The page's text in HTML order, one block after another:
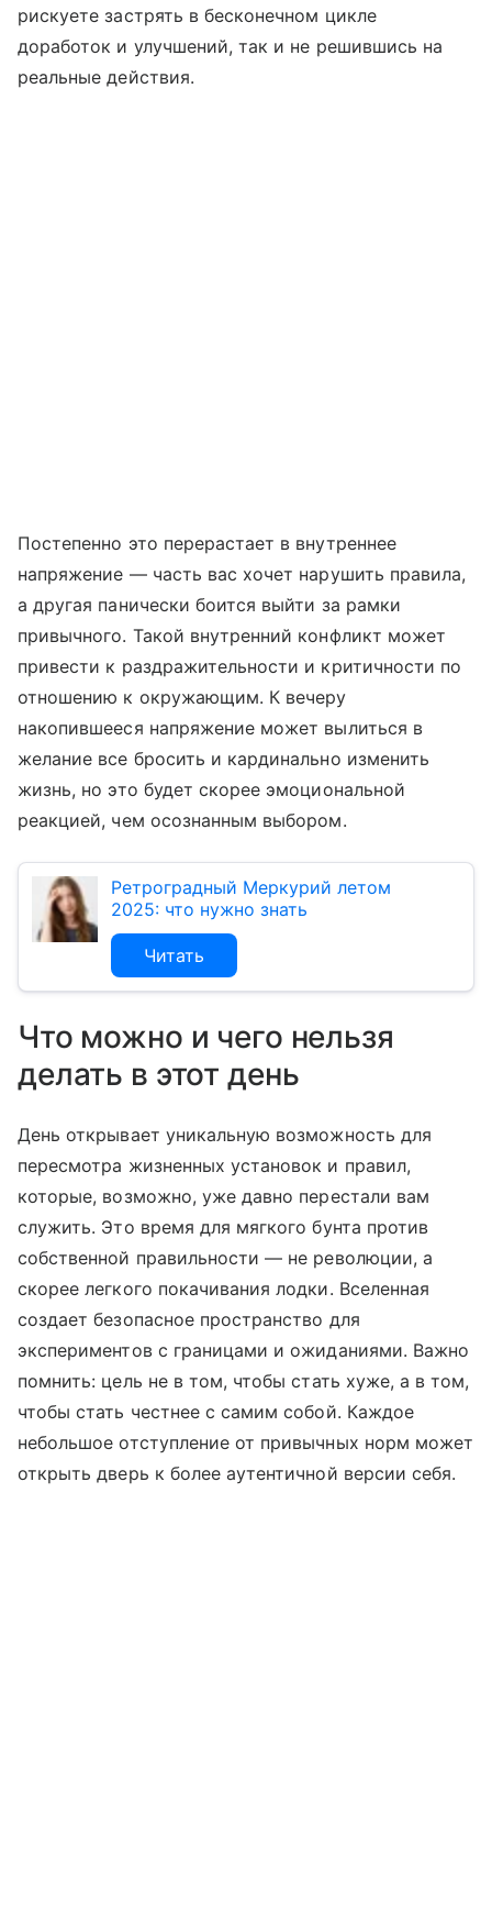
рискуете застрять в бесконечном цикле
доработок и улучшений, так и не решившись на
реальные действия.
Постепенно это перерастает в внутреннее
напряжение — часть вас хочет нарушить правила,
а другая панически боится выйти за рамки
привычного. Такой внутренний конфликт может
привести к раздражительности и критичности по
отношению к окружающим. К вечеру
накопившееся напряжение может вылиться в
желание все бросить и кардинально изменить
жизнь, но это будет скорее эмоциональной
реакцией, чем осознанным выбором.
Ретроградный Меркурий летом
2025: что нужно знать
Читать
Что можно и чего нельзя
делать в этот день
День открывает уникальную возможность для
пересмотра жизненных установок и правил,
которые, возможно, уже давно перестали вам
служить. Это время для мягкого бунта против
собственной правильности — не революции, а
скорее легкого покачивания лодки. Вселенная
создает безопасное пространство для
экспериментов с границами и ожиданиями. Важно
помнить: цель не в том, чтобы стать хуже, а в том,
чтобы стать честнее с самим собой. Каждое
небольшое отступление от привычных норм может
открыть дверь к более аутентичной версии себя.